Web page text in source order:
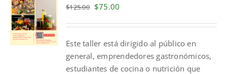
ADD TO
CART
$125.00 Original
$125.00.
$75.00
$75.00.
Este taller está dirigido al público en
general, emprendedores gastronómicos,
estudiantes de cocina o nutrición que